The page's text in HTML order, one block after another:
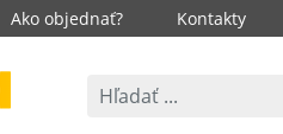
Ako objednať? Kontakty